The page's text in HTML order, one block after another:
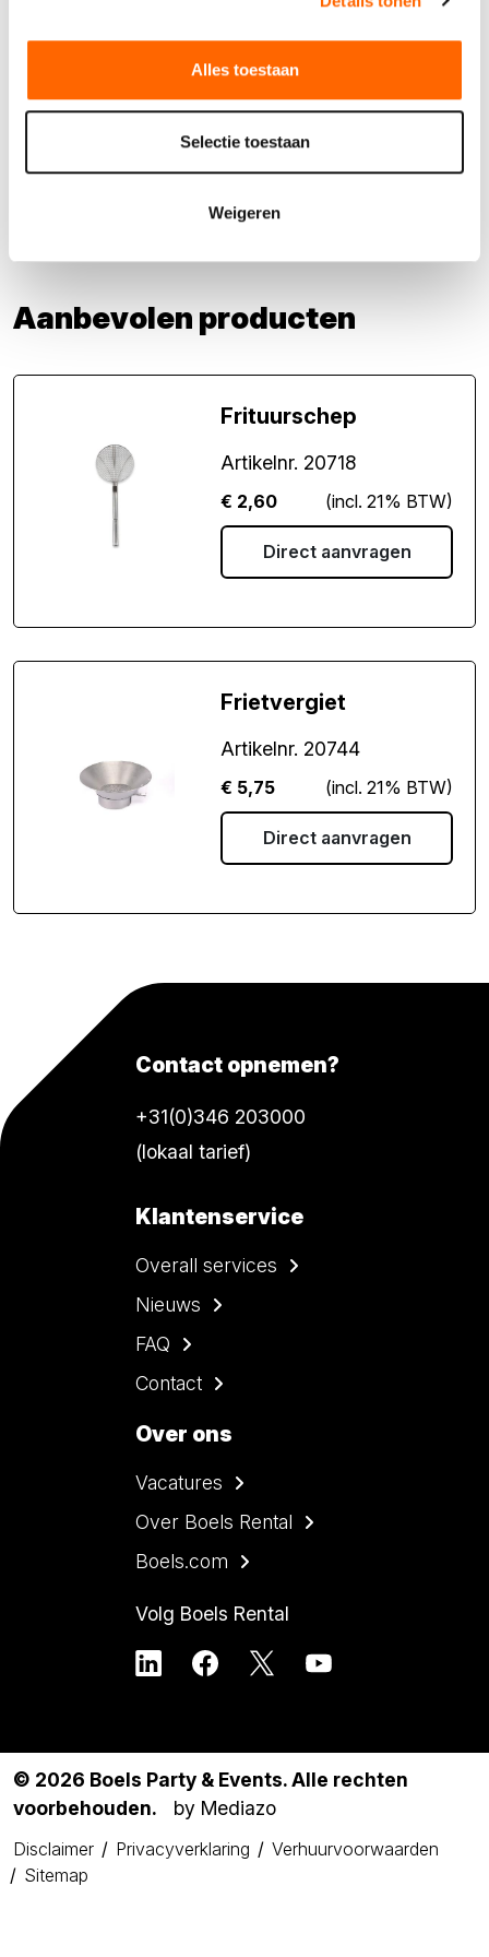
Alles toestaan
Selectie toestaan
Weigeren
brand-/diefstalregelingen, brandstof en eventuele
Bel mij terug
Aanbevolen producten
Frituurschep
Artikelnr. 20718
€ 2,60 (incl. 21% BTW)
Direct aanvragen
Frietvergiet
Artikelnr. 20744
€ 5,75 (incl. 21% BTW)
Direct aanvragen
Contact opnemen?
+31(0)346 203000
(lokaal tarief)
Klantenservice
Overall services
Nieuws
FAQ
Contact
Over ons
Vacatures
Over Boels Rental
Boels.com
Volg Boels Rental
© 2026 Boels Party & Events. Alle rechten
voorbehouden.
by Mediazo
Disclaimer Privacyverklaring
Verhuurvoorwaarden
Sitemap